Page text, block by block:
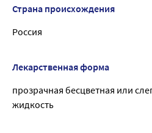
Страна происхождения
Россия
Лекарственная форма
прозрачная бесцветная или
жидкость